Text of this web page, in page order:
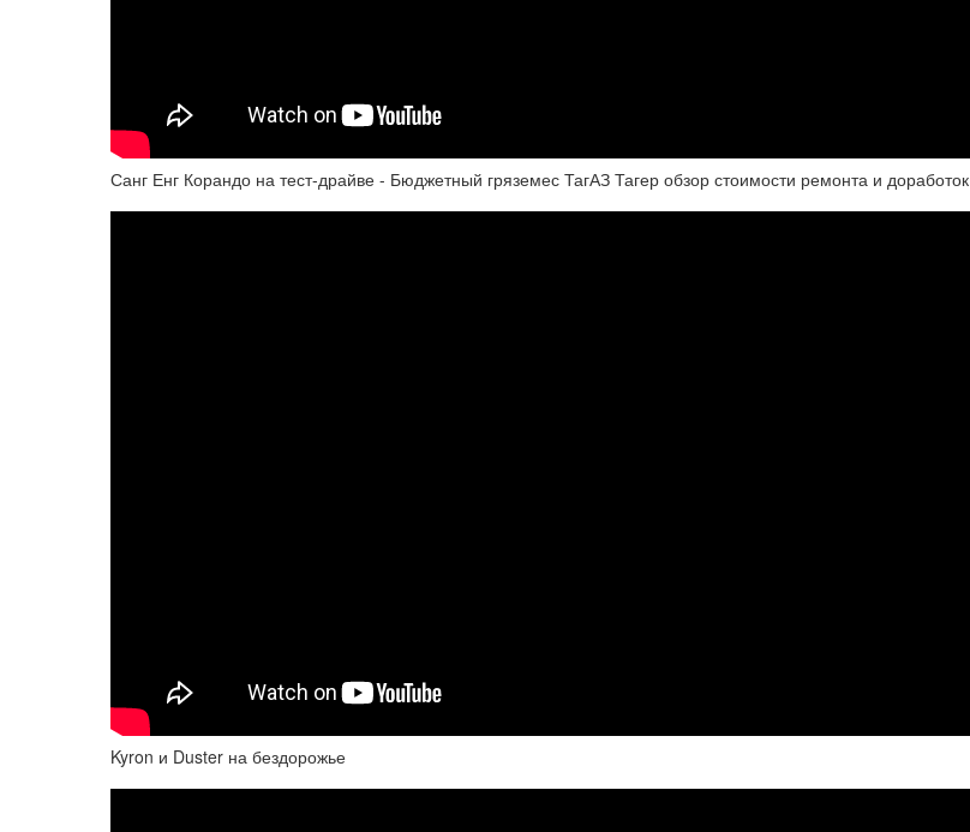
Санг Енг Корандо на тест-драйве - Бюджетный гряземес ТагАЗ Тагер обзор стоимости ремонта и доработок
Kyron и Duster на бездорожье